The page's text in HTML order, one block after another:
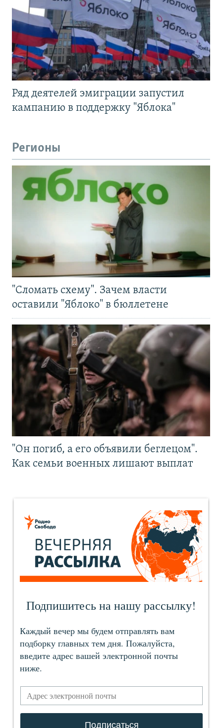
Ряд деятелей эмиграции запустил
кампанию в поддержку "Яблока"
Регионы
"Сломать схему". Зачем власти
оставили "Яблоко" в бюллетене
"Он погиб, а его объявили беглецом".
Как семьи военных лишают выплат